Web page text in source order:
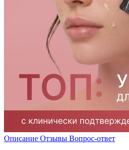
Описание Отзывы Вопрос-ответ